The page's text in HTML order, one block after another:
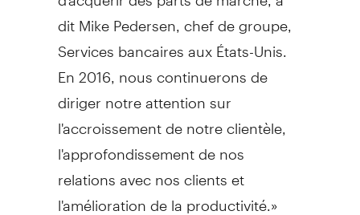
ditMike Pedersen , chef de groupe,
Services bancaires aux États-Unis.
En 2016, nous continuerons de
diriger notre attention sur
l'accroissement de notre clientèle,
l'approfondissement de nos
relations avec nos clients et
l'amélioration de la productivité.»